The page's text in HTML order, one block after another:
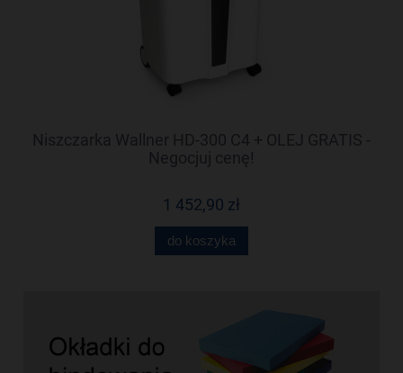
Niszczarka Wallner HD-300 C4 + OLEJ GRATIS -
Negocjuj cenę!
1 452,90 zł
do koszyka